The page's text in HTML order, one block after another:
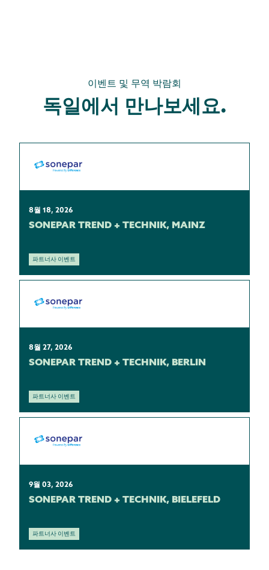
이벤트 및 무역 박람회
독일에서 만나보세요.
8월 18, 2026
SONEPAR TREND + TECHNIK, MAINZ
파트너사 이벤트
8월 27, 2026
SONEPAR TREND + TECHNIK, BERLIN
파트너사 이벤트
9월 03, 2026
SONEPAR TREND + TECHNIK, BIELEFELD
파트너사 이벤트